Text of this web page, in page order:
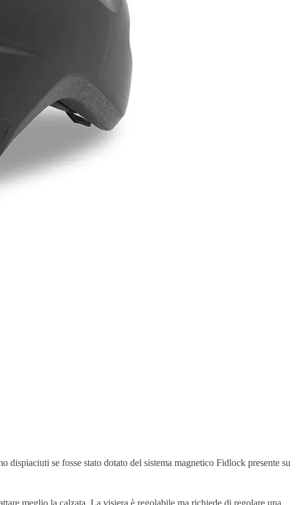
se fosse stato dotato del sistema magnetico Fidlock presente su